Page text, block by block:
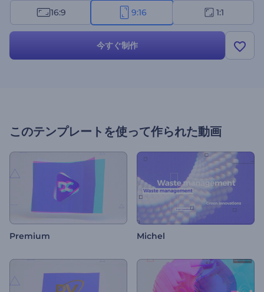
画、建築やデザイン会社の紹介動画、製品やブランドのプロモーションな
ど、さまざまな用途にお使いください。今すぐお試しください
16:9 9:16 1:1
今すぐ制作
このテンプレートを使って作られた動画
Premium Michel